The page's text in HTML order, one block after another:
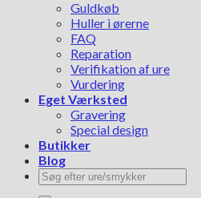
Guldkøb
Huller i ørerne
FAQ
Reparation
Verifikation af ure
Vurdering
Eget Værksted
Gravering
Special design
Butikker
Blog
Søg
efter: